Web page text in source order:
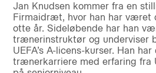
Jan Knudsen kommer fra en
Firmaidræt, hvor han har været
otte år. Sideløbende har han
trænerinstruktør og underviser
UEFA’s A-licens-kurser. Han
trænerkarriere med erfaring fra